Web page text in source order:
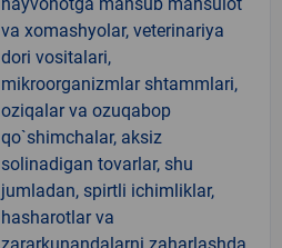
va xomashyolar, veterinariya
dori vositalari,
mikroorganizmlar shtammlari,
oziqalar va ozuqabop
qo`shimchalar, aksiz
solinadigan tovarlar, shu
jumladan, spirtli ichimliklar,
hasharotlar va